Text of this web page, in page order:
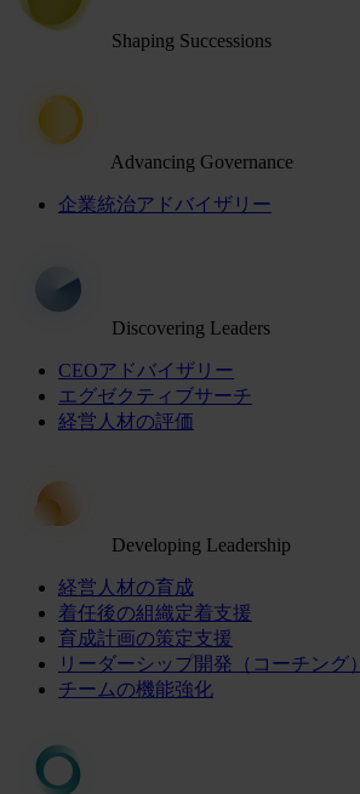
Shaping Successions
Advancing Governance
企業統治アドバイザリー
Discovering Leaders
CEOアドバイザリー
エグゼクティブサーチ
経営人材の評価
Developing Leadership
経営人材の育成
着任後の組織定着支援
育成計画の策定支援
リーダーシップ開発（コーチング）
チームの機能強化